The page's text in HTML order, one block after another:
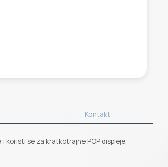
Kontakt
koristi se za kratkotrajne POP displeje,